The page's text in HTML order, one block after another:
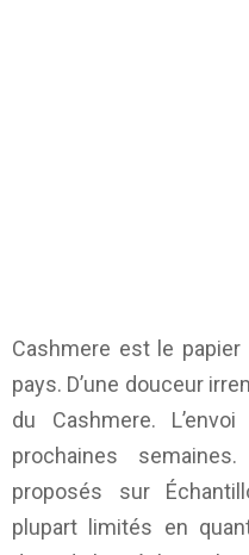
Cashmere est le
pays. D’une douceur
du Cashmere.
prochaines
proposés sur
plupart limités en